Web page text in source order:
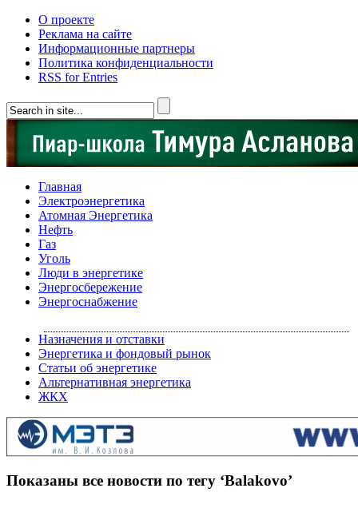
О проекте
Реклама на сайте
Информационные партнеры
Политика конфиденциальности
RSS for Entries
Главная
Электроэнергетика
Атомная Энергетика
Нефть
Газ
Уголь
Люди в энергетике
Энергосбережение
Энергоснабжение
Назначения и отставки
Энергетика и фондовый рынок
Статьи об энергетике
Альтернативная энергетика
ЖКХ
Показаны все новости по тегу ‘Balakovo’